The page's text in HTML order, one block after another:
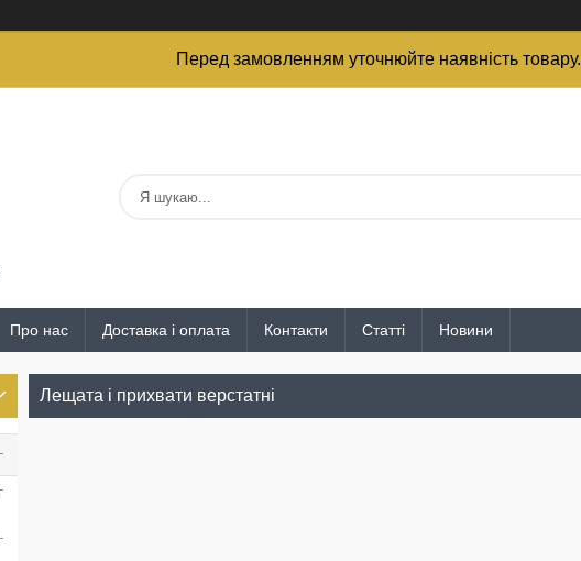
Перед замовленням уточнюйте наявність товару.
Про нас Доставка і оплата Контакти Статті Новини
Лещата і прихвати верстатні